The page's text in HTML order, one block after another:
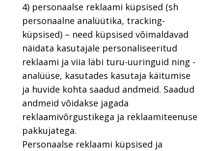
4) personaalse reklaami küpsised (sh
personaalne analüütika, tracking-
küpsised) – need küpsised võimaldavad
näidata kasutajale personaliseeritud
reklaami ja viia läbi turu-uuringuid ning -
analüüse, kasutades kasutaja käitumise
ja huvide kohta saadud andmeid. Saadud
andmeid võidakse jagada
reklaamivõrgustikega ja reklaamiteenuse
pakkujatega.
Personaalse reklaami küpsised ja